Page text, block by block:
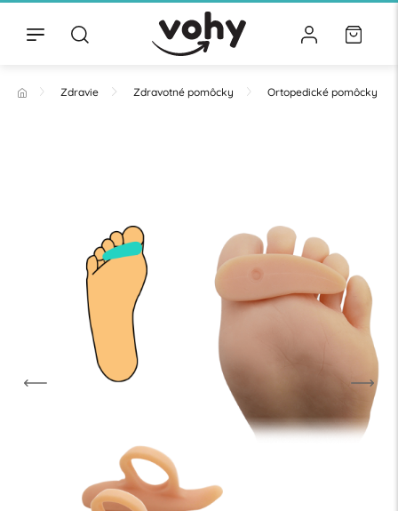
Zdravie Zdravotné pomôcky Ortopedické pomôcky